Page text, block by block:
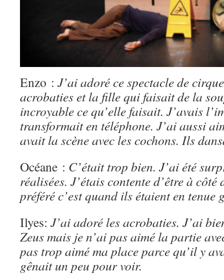
Enzo : J’ai adoré ce spectacle de
acrobaties et la fille qui faisait de la
incroyable ce qu’elle faisait. J’avais
transformait en téléphone. J’ai aussi
avait la scène avec les cochons. Ils
Océane : C’était trop bien. J’ai été
réalisées. J’étais contente d’être à
préféré c’est quand ils étaient en tenue
Ilyes: J’ai adoré les acrobaties. J’ai
Zeus mais je n’ai pas aimé la partie
pas trop aimé ma place parce qu’il y
gênait un peu pour voir.